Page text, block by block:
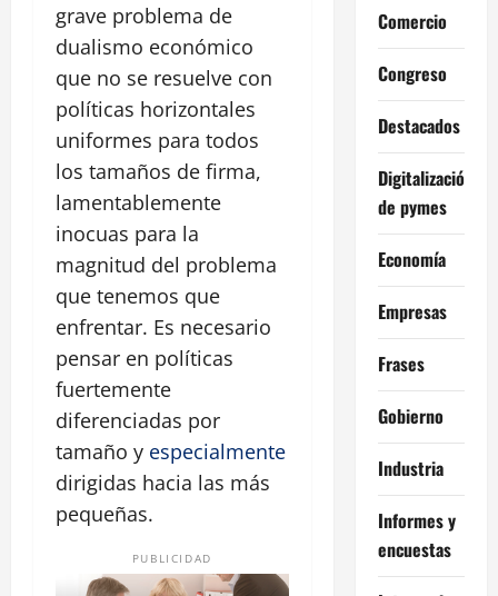
grave problema de
dualismo económico
que no se resuelve con
políticas horizontales
uniformes para todos
los tamaños de firma,
lamentablemente
inocuas para la
magnitud del problema
que tenemos que
enfrentar. Es necesario
pensar en políticas
fuertemente
diferenciadas por
tamaño y especialmente
dirigidas hacia las más
pequeñas.
PUBLICIDAD
Comercio
Congreso
Destacados
Digitalización
de pymes
Economía
Empresas
Frases
Gobierno
Industria
Informes y
encuestas